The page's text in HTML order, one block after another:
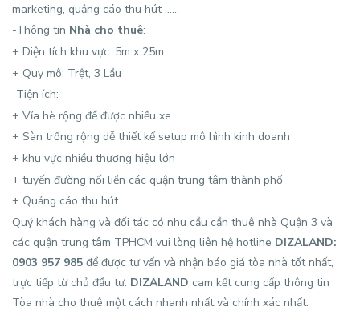
marketing, quảng cáo thu hút ……
-Thông tin Nhà cho thuê:
+ Diện tích khu vực: 5m x 25m
+ Quy mô: Trệt, 3 Lầu
-Tiện ích:
+ Vỉa hè rộng để được nhiều xe
+ Sàn trống rộng dễ thiết kế setup mô hình kinh doanh
+ khu vực nhiều thương hiệu lớn
+ tuyến đường nối liền các quận trung tâm thành phố
+ Quảng cáo thu hút
Quý khách hàng và đối tác có nhu cầu cần thuê nhà Quận 3 và
các quận trung tâm TPHCM vui lòng liên hệ hotline DIZALAND:
0903 957 985 để được tư vấn và nhận báo giá tòa nhà tốt nhất,
trực tiếp từ chủ đầu tư. DIZALAND cam kết cung cấp thông tin
Tòa nhà cho thuê một cách nhanh nhất và chính xác nhất.